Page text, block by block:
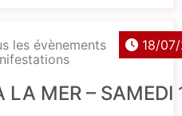
les évènements
18/
LA MER – SAMEDI